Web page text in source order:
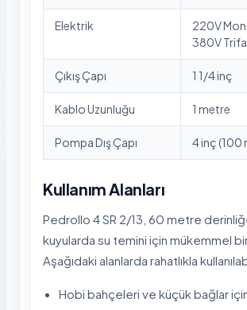
Elektrik
220V
380V
Çıkış Çapı 1 1/4 inç
Kablo Uzunluğu 1 metre
Pompa Dış Çapı 4 inç (100
Kullanım Alanları
Pedrollo 4 SR 2/13, 60 metre
kuyularda su temini için mükemmel
Aşağıdaki alanlarda rahatlıkla
Hobi bahçeleri ve küçük bağlar